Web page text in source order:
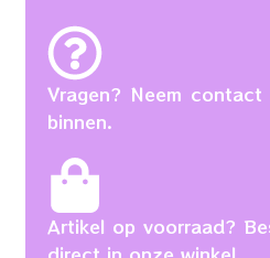
Vragen? Neem
binnen.
Artikel op voorraad?